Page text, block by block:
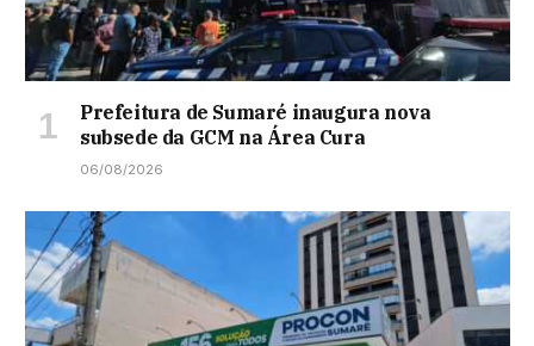
Prefeitura de Sumaré inaugura nova
subsede da GCM na Área Cura
06/08/2026